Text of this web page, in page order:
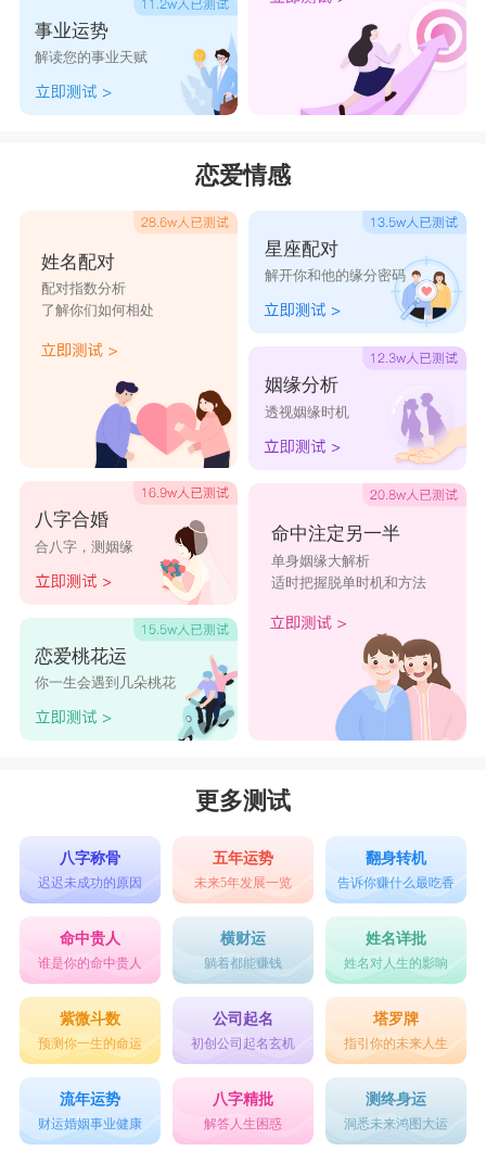
事业运势
解读您的事业天赋
恋爱情感
姓名配对
配对指数分析
了解你们如何相处
八字合婚
合八字，测姻缘
恋爱桃花运
你一生会遇到几朵桃花
星座配对
解开你和他的缘分密码
姻缘分析
透视姻缘时机
命中注定另一半
单身姻缘大解析
适时把握脱单时机和方法
更多测试
八字称骨
迟迟未成功的原因
五年运势
未来5年发展一览
翻身转机
告诉你赚什么最吃香
命中贵人
谁是你的命中贵人
横财运
躺着都能赚钱
姓名详批
姓名对人生的影响
紫微斗数
预测你一生的命运
公司起名
初创公司起名玄机
塔罗牌
指引你的未来人生
流年运势
财运婚姻事业健康
八字精批
解答人生困惑
测终身运
洞悉未来鸿图大运